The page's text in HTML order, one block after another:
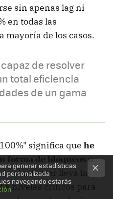
sin apenas lag ni
en todas las
mayoría de los casos.
de resolver
total eficiencia
de un gama
significa que he
forma de bloqueoso
al intentar lleva la
a niveles críticos para
generar estadísticas
personalizada
navegando estarás